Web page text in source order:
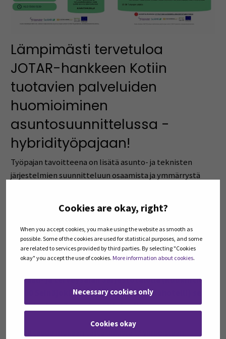
Cookies are okay, right?
When you accept cookies, you make using the website as smooth as
possible. Some of the cookies are used for statistical purposes, and some
are related to services provided by third parties. By selecting "Cookies
okay" you accept the use of cookies. More information about cookies.
Necessary cookies only
Cookies okay
Lämpimästi tervetuloa
JOTAR-hankkeen Kotiin
tuotavien palveluiden
huomioiminen
asuntosuunnittelussa -
hybridityöpajaan!
Työpajan tavoitteena on lisätä asunto- ja teknisten
järjestelmien suunnitteluun osaamista ja ymmärrystä
Työpaja on tarkoitettu rakentajille, rakennuttajille,
asuntosuunnittelua tekeville sekä hyvinvointi- ja
hoivapalvelutoimijoille ja kaikille asiasta kiinnostuneille.
Sosiaali- ja terveysalan Järjestötalolla (Ruukintie 1,
60100 Seinäjoki. Huom! Entinen Omenahotelli) sekä
etäyhteyksin Teamsin välityksellä.